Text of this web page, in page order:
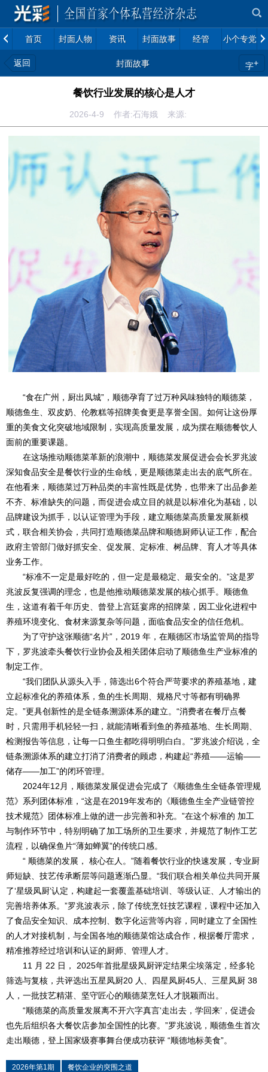
首页 封面人物 资讯 封面故事 经管 小个专党建
返回 封面故事 字+
餐饮行业发展的核心是人才
2026-4-9 作者:石海娥 来源:
“食在广州，厨出凤城”，顺德孕育了过万种风味独特的顺德菜，
顺德鱼生、双皮奶、伦教糕等招牌美食更是享誉全国。如何让这份厚
重的美食文化突破地域限制，实现高质量发展，成为摆在顺德餐饮人
面前的重要课题。
在这场推动顺德菜革新的浪潮中，顺德菜发展促进会会长罗兆波
深知食品安全是餐饮行业的生命线，更是顺德菜走出去的底气所在。
在他看来，顺德菜过万种品类的丰富性既是优势，也带来了出品参差
不齐、标准缺失的问题，而促进会成立目的就是以标准化为基础，以
品牌建设为抓手，以认证管理为手段，建立顺德菜高质量发展新模
式，联合相关协会，共同打造顺德菜品牌和顺德厨师认证工作，配合
政府主管部门做好抓安全、促发展、定标准、树品牌、育人才等具体
业务工作。
“标准不一定是最好吃的，但一定是最稳定、最安全的。”这是罗
兆波反复强调的理念，也是他推动顺德菜发展的核心抓手。顺德鱼
生，这道有着千年历史、曾登上宫廷宴席的招牌菜，因工业化进程中
养殖环境变化、食材来源复杂等问题，面临食品安全的信任危机。
为了守护这张顺德“名片”，2019 年，在顺德区市场监管局的指导
下，罗兆波牵头餐饮行业协会及相关团体启动了顺德鱼生产业标准的
制定工作。
“我们团队从源头入手，筛选出6个符合严苛要求的养殖基地，建
立起标准化的养殖体系，鱼的生长周期、规格尺寸等都有明确界
定。”更具创新性的是全链条溯源体系的建立。“消费者在餐厅点餐
时，只需用手机轻轻一扫，就能清晰看到鱼的养殖基地、生长周期、
检测报告等信息，让每一口鱼生都吃得明明白白。”罗兆波介绍说，全
链条溯源体系的建立打消了消费者的顾虑，构建起“养殖——运输——
储存——加工”的闭环管理。
2024年12月，顺德菜发展促进会完成了《顺德鱼生全链条管理规
范》系列团体标准，“这是在2019年发布的《顺德鱼生全产业链管控
技术规范》团体标准上做的进一步完善和补充。”在这个标准的 加工
与制作环节中，特别明确了加工场所的卫生要求，并规范了制作工艺
流程，以确保鱼片“薄如蝉翼”的传统口感。
“ 顺德菜的发展， 核心在人。”随着餐饮行业的快速发展，专业厨
师短缺、技艺传承断层等问题逐渐凸显。“我们联合相关单位共同开展
了‘星级凤厨’认定，构建起一套覆盖基础培训、等级认证、人才输出的
完善培养体系。”罗兆波表示，除了传统烹饪技艺课程，课程中还加入
了食品安全知识、成本控制、数字化运营等内容，同时建立了全国性
的人才对接机制，与全国各地的顺德菜馆达成合作，根据餐厅需求，
精准推荐经过培训和认证的厨师、管理人才。
11 月 22 日， 2025年首批星级凤厨评定结果尘埃落定，经多轮
筛选与复核，共评选出五星凤厨20 人、四星凤厨45人、三星凤厨 38
人，一批技艺精湛、坚守匠心的顺德菜烹饪人才脱颖而出。
“顺德菜的高质量发展离不开六字真言‘走出去，学回来’，促进会
也先后组织各大餐饮店参加全国性的比赛。”罗兆波说，顺德鱼生首次
走出顺德，登上国家级赛事舞台便成功获评 “顺德地标美食”。
2026年第1期 餐饮企业的突围之道